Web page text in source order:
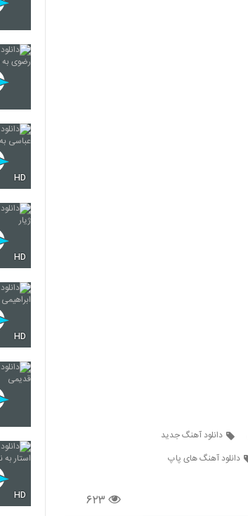
دانلود آهنگ جدید
دانلود آهنگ های پاپ
۶۲۳
HD
HD
HD
HD